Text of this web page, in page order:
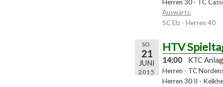
Herren 30 - TC
Auswärts:
SC Elz - Herren 40
SO.
21
JUNI
2015
HTV
14:00 KTC
Herren - TC
Herren 30 II -